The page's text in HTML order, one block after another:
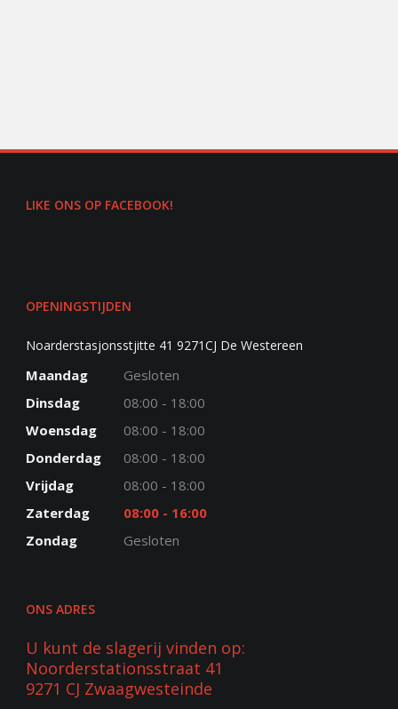
LIKE ONS OP FACEBOOK!
OPENINGSTIJDEN
Noarderstasjonsstjitte 41 9271CJ De Westereen
Maandag
Gesloten
Dinsdag
08:00 - 18:00
Woensdag
08:00 - 18:00
Donderdag
08:00 - 18:00
Vrijdag
08:00 - 18:00
Zaterdag
08:00 - 16:00
Zondag
Gesloten
ONS ADRES
U kunt de slagerij vinden op:
Noorderstationsstraat 41
9271 CJ Zwaagwesteinde